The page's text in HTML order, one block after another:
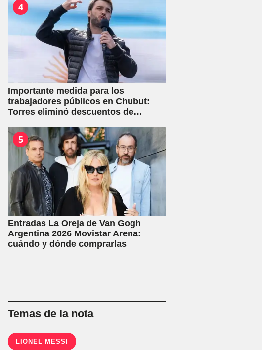
4
Importante medida para los
trabajadores públicos en Chubut:
Torres eliminó descuentos de
5
Entradas La Oreja de Van Gogh
Argentina 2026 Movistar Arena:
cuándo y dónde comprarlas
Temas de la nota
LIONEL MESSI